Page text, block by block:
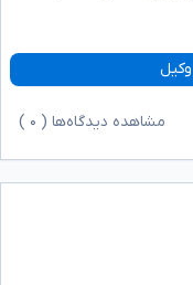
مشاهده دیدگاه‌ها ( ۰